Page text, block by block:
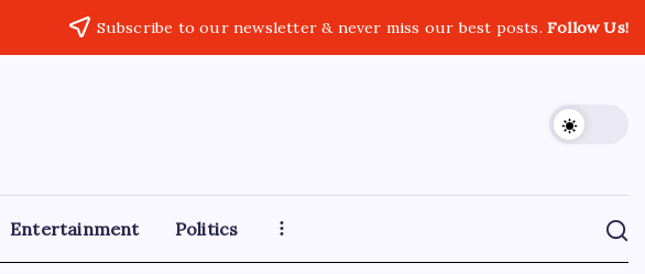
Subscribe to our newsletter & never miss our best posts. Follow Us!
Entertainment Politics